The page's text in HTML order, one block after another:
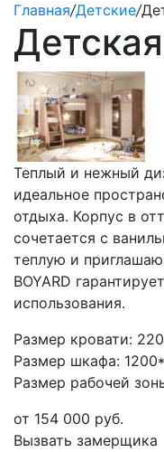
Главная/Детские/
Теплый и нежный
идеальное
отдыха. Корпус в
сочетается с
теплую и
BOYARD
использования.
Размер кровати:
Размер шкафа:
Размер рабочей
от 154 000 руб.
Вызвать замерщика